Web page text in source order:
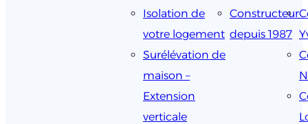
Isolation de
votre logement
Surélévation de
maison –
Extension
verticale
Constructeur
depuis 1987